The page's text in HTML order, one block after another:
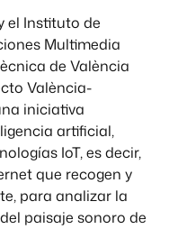
el Instituto de
Multimedia
de València
València-
iniciativa
artificial,
IoT, es decir,
que recogen y
para analizar la
paisaje sonoro de